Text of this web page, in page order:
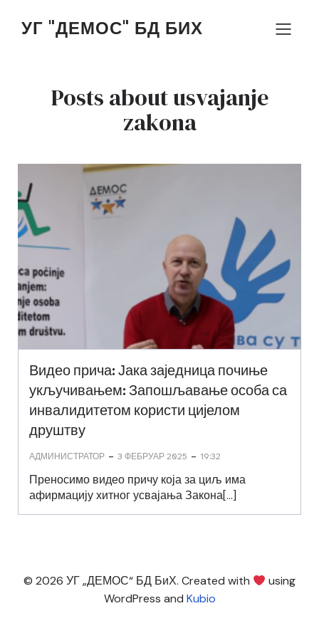
УГ "ДЕМОС" БД БИХ
Posts about usvajanje
zakona
Видео прича: Јака заједница почиње
укључивањем: Запошљавање особа са
инвалидитетом користи цијелом
друштву
АДМИНИСТРАТОР - 3 ФЕБРУАР 2025 - 19:32
Преносимо видео причу која за циљ има
афирмацију хитног усвајања Закона[…]
© 2026 УГ „ДЕМОС“ БД БиХ. Created with
using
WordPress and Kubio